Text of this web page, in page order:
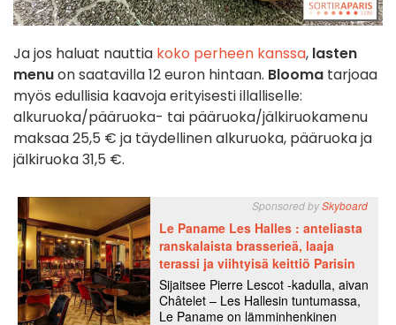
Ja jos haluat nauttia koko perheen kanssa, lasten
menuon saatavilla 12 euron hintaan. Blooma tarjoaa
myös edullisia kaavoja erityisesti illalliselle:
alkuruoka/pääruoka- tai pääruoka/jälkiruokamenu
maksaa 25,5 € ja täydellinen alkuruoka, pääruoka ja
jälkiruoka 31,5 €.